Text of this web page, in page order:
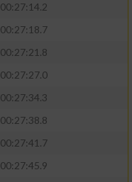
00:27:14.2
00:27:18.7
00:27:21.8
00:27:27.0
00:27:34.3
00:27:38.8
00:27:41.7
00:27:45.9